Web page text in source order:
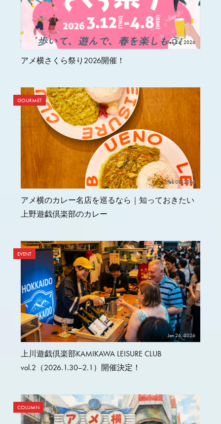
Feb 24, 2026
アメ横さくら祭り2026開催！
Feb 08, 2026
GOURMET
アメ横のカレー名店を巡るなら｜知っておきたい
上野遊戯倶楽部のカレー
Jan 26, 2026
EVENT
上川遊戯倶楽部KAMIKAWA LEISURE CLUB
vol.2（2026.1.30–2.1）開催決定！
COLUMN